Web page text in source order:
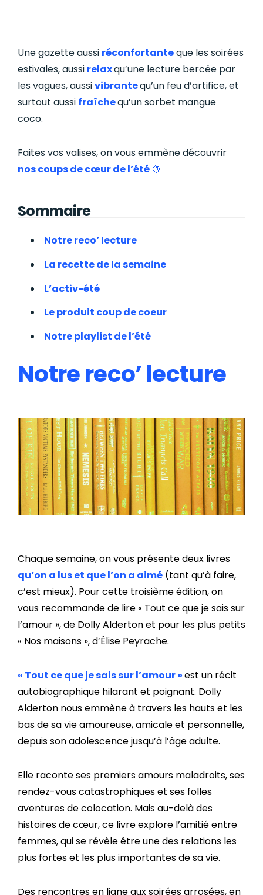
Une gazetteaussi réconfortanteque les soirées
estivales, aussi relaxqu’une lecture bercée par
les vagues, aussivibrantequ’un feu d’artifice, et
surtout aussi fraîchequ’un sorbet mangue
coco.
Faites vos valises, on vous emmène découvrir
nos coups de cœur de l’été 🍋
Sommaire
Notre reco’ lecture
La recette de la semaine
L’activ-été
Le produit coup de coeur
Notre playlist de l’été
Notre reco’ lecture
Chaque semaine, on vous présente deux livres
qu’on a lus et que l’on a aimé (tant qu’à faire,
c’est mieux). Pour cette troisième édition, on
vous recommande de lire « Tout ce que je sais sur
l’amour », de Dolly Alderton et pour les plus petits
« Nos maisons », d’Élise Peyrache.
« Tout ce que je sais sur l’amour »est un récit
autobiographique hilarant et poignant. Dolly
Alderton nous emmène à travers les hauts et les
bas de sa vie amoureuse, amicale et personnelle,
depuis son adolescence jusqu’à l’âge adulte.
Elle raconte ses premiers amours maladroits, ses
rendez-vous catastrophiques et ses folles
aventures de colocation. Mais au-delà des
histoires de cœur, ce livre explore l’amitié entre
femmes, qui se révèle être une des relations les
plus fortes et les plus importantes de sa vie.
Des rencontres en ligne aux soirées arrosées, en